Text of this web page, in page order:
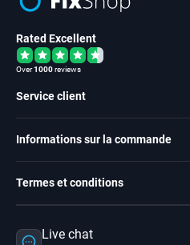
Rated Excellent
Over1000reviews
Service client
Informations sur la commande
Termes et conditions
Live chat